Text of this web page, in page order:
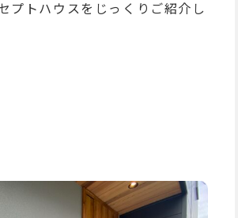
プトハウスをじっくりご紹介し